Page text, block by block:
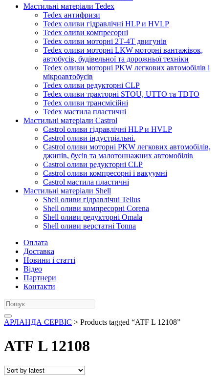
Мастильні матеріали Tedex
Tedex антифризи
Tedex оливи гідравлічні HLP и HVLP
Tedex оливи компресорні
Tedex оливи моторні 2Т-4Т двигунів
Tedex оливи моторні LKW моторні вантажівок,
автобусів, будівельної та дорожньої техніки
Tedex оливи моторні PKW легкових автомобілів і
мікроавтобусів
Tedex оливи редукторні CLP
Tedex оливи тракторні STOU, UTTO та TDTO
Tedex оливи трансмісійні
Tedex мастила пластичні
Мастильні матеріали Castrol
Castrol оливи гідравлічні HLP и HVLP
Castrol оливи індустріальні.
Castrol оливи моторні PKW легкових автомобілів,
джипів, бусів та малотоннажних автомобілів
Castrol оливи редукторні CLP
Castrol оливи компресорні і вакуумні
Castrol мастила пластичні
Мастильні матеріали Shell
Shell оливи гідравлічні Tellus
Shell оливи компресорні Corena
Shell оливи редукторні Omala
Shell оливи верстатні Tonna
Оплата
Доставка
Новини і статті
Відео
Партнери
Контакти
АРЛАНДА СЕРВІС > Products tagged “ATF L 12108”
ATF L 12108